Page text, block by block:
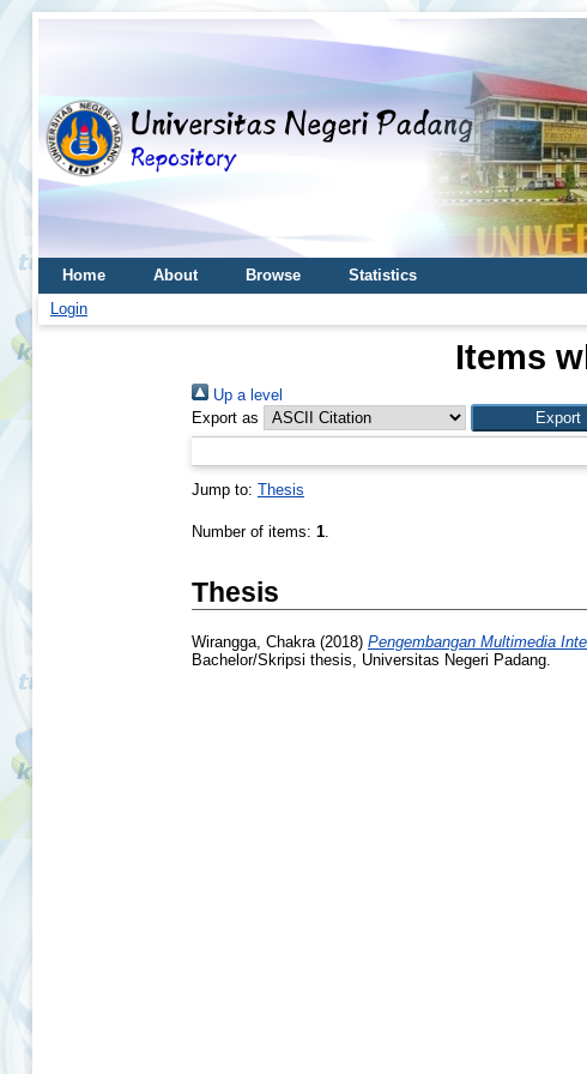
Home About Browse
Statistics
Login
Items
Up a level
Export as
Jump to: Thesis
Number of items: 1.
Thesis
Wirangga, Chakra(2018) Pengembangan Multimedia
Bachelor/Skripsi thesis, Universitas Negeri Padang.